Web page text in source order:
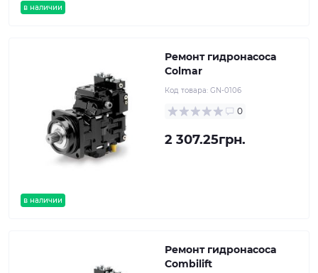
в наличии
в наличии
Ремонт гидронасоса
Colmar
Код товара: GN-0106
0
2 307.25грн.
Ремонт гидронасоса
Combilift